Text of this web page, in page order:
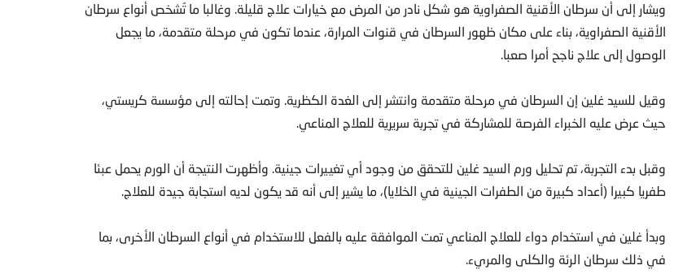
ويشار إلى أن سرطان الأقنية الصفراوية هو شكل نادر من المرض مع خيارات علاج قليلة. وغالبا ما تُشخص أنواع سرطان
الأقنية الصفراوية، بناء على مكان ظهور السرطان في قنوات المرارة، عندما تكون في مرحلة متقدمة، ما يجعل
الوصول إلى علاج ناجح أمرا صعبا.
وقيل للسيد غلين إن السرطان في مرحلة متقدمة وانتشر إلى الغدة الكظرية. وتمت إحالته إلى مؤسسة كريستي،
حيث عرض عليه الخبراء الفرصة للمشاركة في تجربة سريرية للعلاج المناعي.
وقبل بدء التجربة، تم تحليل ورم السيد غلين للتحقق من وجود أي تغييرات جينية. وأظهرت النتيجة أن الورم يحمل عبئا
طفريا كبيرا (أعداد كبيرة من الطفرات الجينية في الخلايا)، ما يشير إلى أنه قد يكون لديه استجابة جيدة للعلاج.
وبدأ غلين في استخدام دواء للعلاج المناعي تمت الموافقة عليه بالفعل للاستخدام في أنواع السرطان الأخرى، بما
في ذلك سرطان الرئة والكلى والمريء.